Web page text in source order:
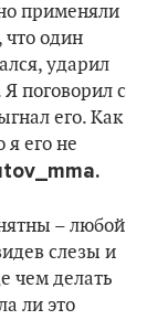
применяли
что один
ударил
поговорил с
его. Как
его не
– любой
слезы и
чем делать
ли это